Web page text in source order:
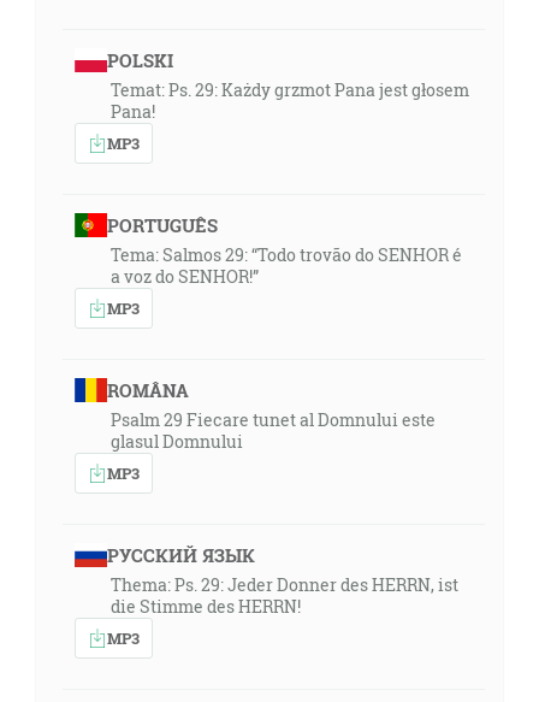
POLSKI
Temat: Ps. 29: Każdy grzmot Pana jest głosem
Pana!
MP3
PORTUGUÊS
Tema: Salmos 29: “Todo trovão do SENHOR é
a voz do SENHOR!”
MP3
ROMÂNA
Psalm 29 Fiecare tunet al Domnului este
glasul Domnului
MP3
РУССКИЙ ЯЗЫК
Thema: Ps. 29: Jeder Donner des HERRN, ist
die Stimme des HERRN!
MP3